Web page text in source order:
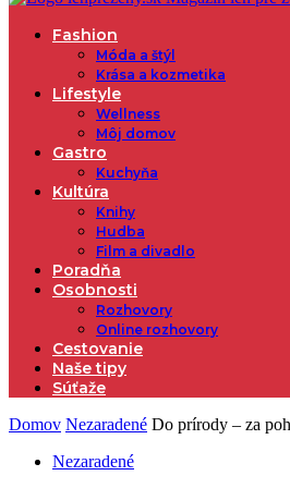
Fashion
Móda a štýl
Krása a kozmetika
Lifestyle
Wellness
Môj domov
Gastro
Kuchyňa
Kultúra
Knihy
Hudba
Film a divadlo
Poradňa
Osobnosti
Rozhovory
Online rozhovory
Cestovanie
Naše tipy
Súťaže
Domov Nezaradené Do prírody – za
Nezaradené